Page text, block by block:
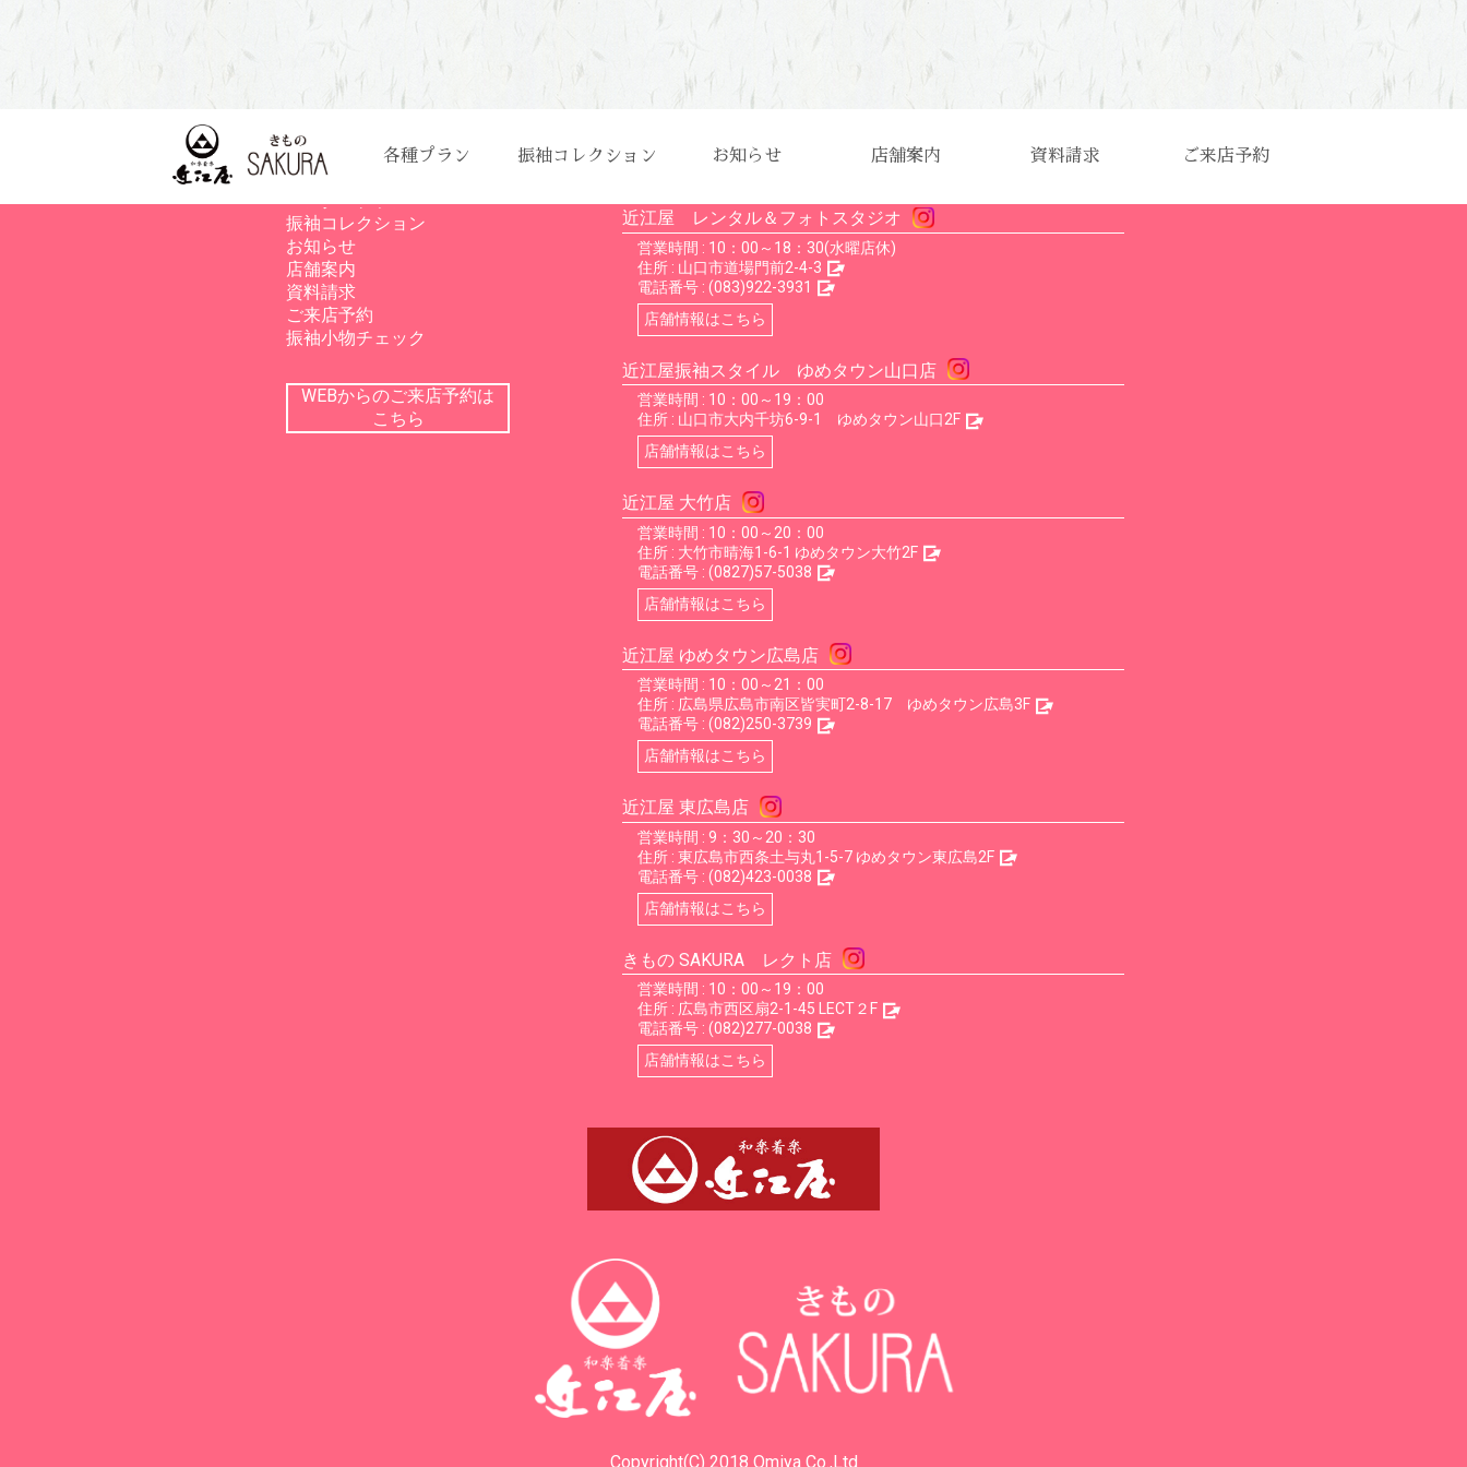
各種プラン 振袖コレクション お知らせ 店舗案内 資料請求 ご来店予約
サイトメニュー
レンタルプラン
振袖コレクション
お知らせ
店舗案内
資料請求
ご来店予約
振袖小物チェック
WEBからのご来店予約は
こちら
店舗一覧
近江屋 レンタル＆フォトスタジオ
営業時間 : 10：00～18：30(水曜店休)
住所 : 山口市道場門前2-4-3
電話番号 : (083)922-3931
店舗情報はこちら
近江屋振袖スタイル ゆめタウン山口店
営業時間 : 10：00～19：00
住所 : 山口市大内千坊6-9-1 ゆめタウン山口2F
店舗情報はこちら
近江屋 大竹店
営業時間 : 10：00～20：00
住所 : 大竹市晴海1-6-1 ゆめタウン大竹2F
電話番号 : (0827)57-5038
店舗情報はこちら
近江屋 ゆめタウン広島店
営業時間 : 10：00～21：00
住所 : 広島県広島市南区皆実町2-8-17 ゆめタウン広島3F
電話番号 : (082)250-3739
店舗情報はこちら
近江屋 東広島店
営業時間 : 9：30～20：30
住所 : 東広島市西条土与丸1-5-7 ゆめタウン東広島2F
電話番号 : (082)423-0038
店舗情報はこちら
きもの SAKURA レクト店
営業時間 : 10：00～19：00
住所 : 広島市西区扇2-1-45 LECT２F
電話番号 : (082)277-0038
店舗情報はこちら
Copyright(C) 2018 Omiya Co.,Ltd